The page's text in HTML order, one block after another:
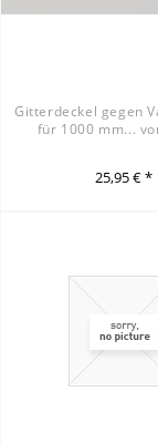
Gitterdeckel gegen
für 1000 mm...
25,95 € *